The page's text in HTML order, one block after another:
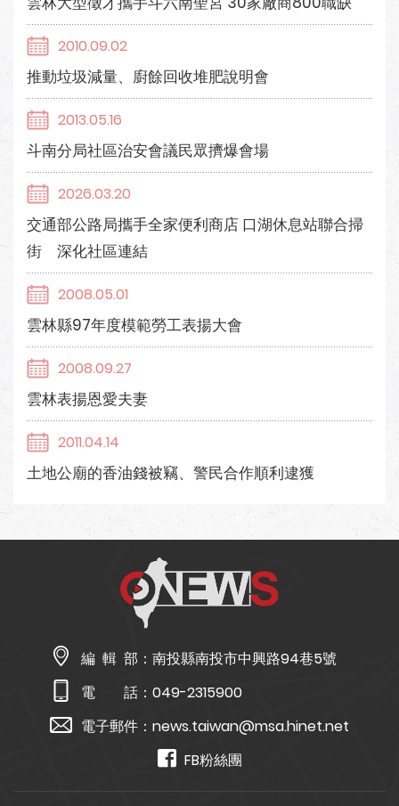
2010.09.02
推動垃圾減量、廚餘回收堆肥說明會
2013.05.16
斗南分局社區治安會議民眾擠爆會場
2026.03.20
交通部公路局攜手全家便利商店 口湖休息站聯合掃
街 深化社區連結
2008.05.01
雲林縣97年度模範勞工表揚大會
2008.09.27
雲林表揚恩愛夫妻
2011.04.14
土地公廟的香油錢被竊、警民合作順利逮獲
編 輯 部： 南投縣南投市中興路94巷5號
電 話： 049-2315900
電子郵件： news.taiwan@msa.hinet.net
FB粉絲團